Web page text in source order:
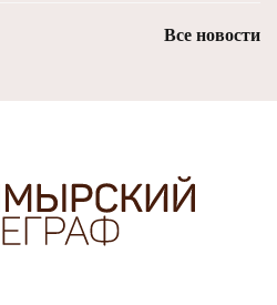
Все новости